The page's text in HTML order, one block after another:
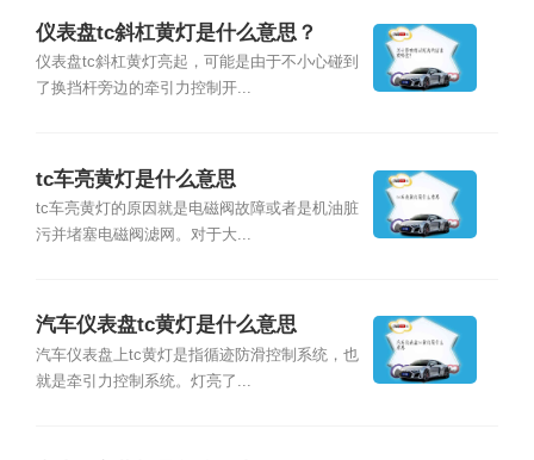
仪表盘tc斜杠黄灯是什么意思？
仪表盘tc斜杠黄灯亮起，可能是由于不小心碰到
了换挡杆旁边的牵引力控制开...
tc车亮黄灯是什么意思
tc车亮黄灯的原因就是电磁阀故障或者是机油脏
污并堵塞电磁阀滤网。对于大...
汽车仪表盘tc黄灯是什么意思
汽车仪表盘上tc黄灯是指循迹防滑控制系统，也
就是牵引力控制系统。灯亮了...